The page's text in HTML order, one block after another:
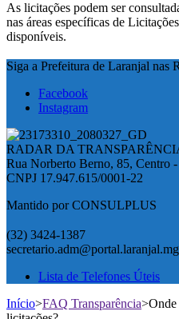
As licitações podem ser
nas áreas específicas de
disponíveis.
Siga a Prefeitura de Laranjal nas
Facebook
Instagram
RADAR DA
Rua Norberto Berno, 85, Centro
CNPJ 17.947.615/0001-22
Mantido por CONSULPLUS
(32) 3424-1387
Lista de Telefones Úteis
Início>FAQ Transparência>Onde